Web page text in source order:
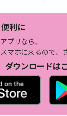
利に
プリなら、
マホに来るので、
ダウンロードは